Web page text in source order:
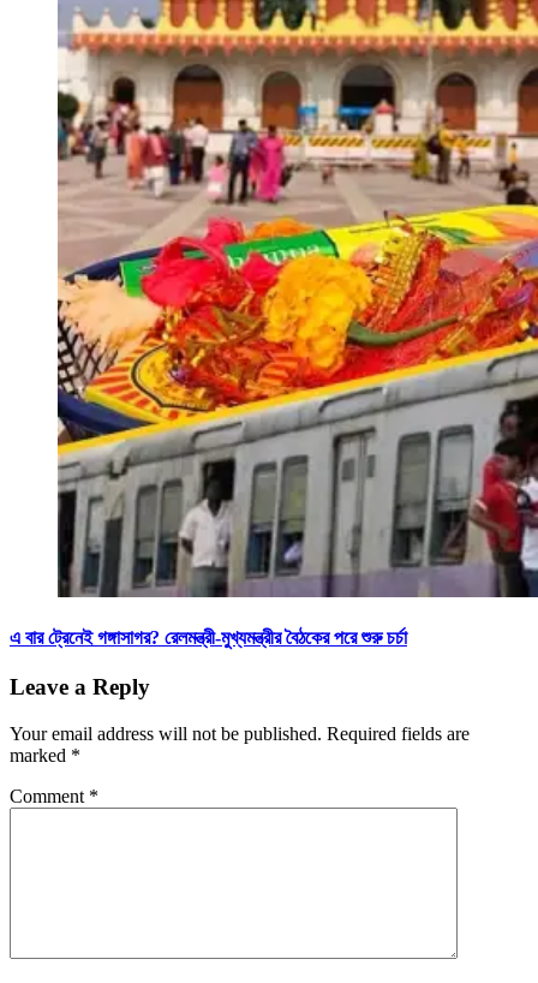
এ বার ট্রেনেই গঙ্গাসাগর? রেলমন্ত্রী-মুখ্যমন্ত্রীর বৈঠকের পরে শুরু চর্চা
Leave a Reply
Your email address will not be published. Required fields are
marked *
Comment *